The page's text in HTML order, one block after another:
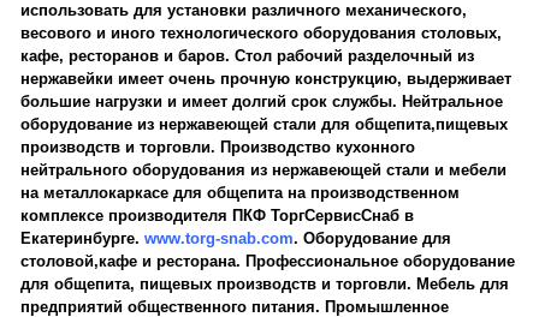
использовать для установки различного механического,
весового и иного технологического оборудования столовых,
кафе, ресторанов и баров. Стол рабочий разделочный из
нержавейки имеет очень прочную конструкцию, выдерживает
большие нагрузки и имеет долгий срок службы. Нейтральное
оборудование из нержавеющей стали для общепита,пищевых
производств и торговли. Производство кухонного
нейтрального оборудования из нержавеющей стали и мебели
на металлокаркасе для общепита на производственном
комплексе производителя ПКФ ТоргСервисСнаб в
Екатеринбурге. www.torg-snab.com. Оборудование для
столовой,кафе и ресторана. Профессиональное оборудование
для общепита, пищевых производств и торговли. Мебель для
предприятий общественного питания. Промышленное